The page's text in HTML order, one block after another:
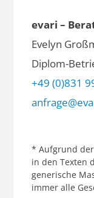
evari –
Evelyn
Diplom-
+49 (0)831
* Aufgrund
in den Texten
generische
immer alle